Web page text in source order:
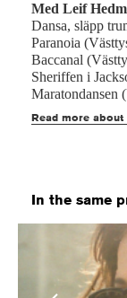
Med Leif
Dansa, släpp
Paranoia
Baccanal
Sheriffen i
Maratondansen
Read more
In the same